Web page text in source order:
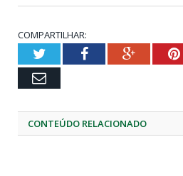
COMPARTILHAR:
TwitterFacebookGoogle+
Email
CONTEÚDO RELACIONADO